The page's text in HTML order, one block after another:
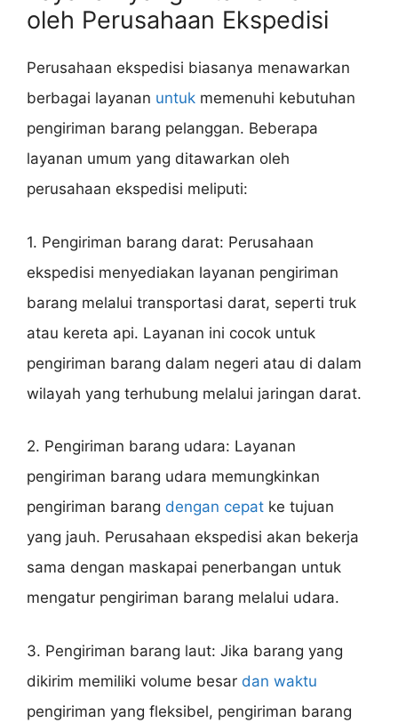
oleh Perusahaan Ekspedisi
Perusahaan ekspedisi biasanya menawarkan
berbagai layanan untuk memenuhi kebutuhan
pengiriman barang pelanggan. Beberapa
layanan umum yang ditawarkan oleh
perusahaan ekspedisi meliputi:
1. Pengiriman barang darat: Perusahaan
ekspedisi menyediakan layanan pengiriman
barang melalui transportasi darat, seperti truk
atau kereta api. Layanan ini cocok untuk
pengiriman barang dalam negeri atau di dalam
wilayah yang terhubung melalui jaringan darat.
2. Pengiriman barang udara: Layanan
pengiriman barang udara memungkinkan
pengiriman barang dengan cepat ke tujuan
yang jauh. Perusahaan ekspedisi akan bekerja
sama dengan maskapai penerbangan untuk
mengatur pengiriman barang melalui udara.
3. Pengiriman barang laut: Jika barang yang
dikirim memiliki volume besar dan waktu
pengiriman yang fleksibel, pengiriman barang